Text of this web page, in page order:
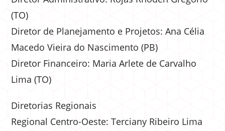
(TO)
Diretor de Planejamento e Projetos: Ana Célia
Macedo Vieira do Nascimento (PB)
Diretor Financeiro: Maria Arlete de Carvalho
Lima (TO)
Diretorias Regionais
Regional Centro-Oeste: Terciany Ribeiro Lima